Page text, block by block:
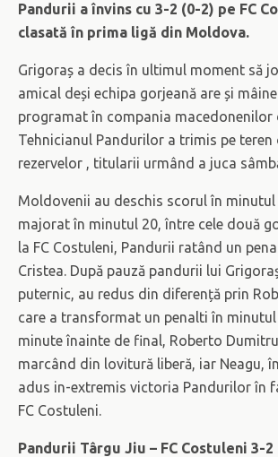
Pandurii a învins cu 3-2 (0-2) pe FC
clasată în prima ligă din Moldova.
Grigoraș a decis în ultimul moment să
amical deși echipa gorjeană are și
programat în compania macedonenilor
Tehnicianul Pandurilor a trimis pe teren
rezervelor , titularii urmând a juca
Moldovenii au deschis scorul în minutul
majorat în minutul 20, între cele două
la FC Costuleni, Pandurii ratând un
Cristea. După pauză pandurii lui
puternic, au redus din diferență prin
care a transformat un penalti în minutul
minute înainte de final, Roberto
marcând din lovitură liberă, iar Neagu,
adus in-extremis victoria Pandurilor în
FC Costuleni.
Pandurii Târgu Jiu – FC Costuleni 3-2